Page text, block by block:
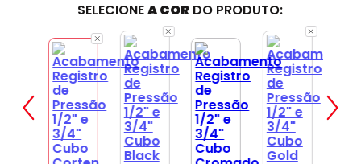
SELECIONEA COR DO PRODUTO: